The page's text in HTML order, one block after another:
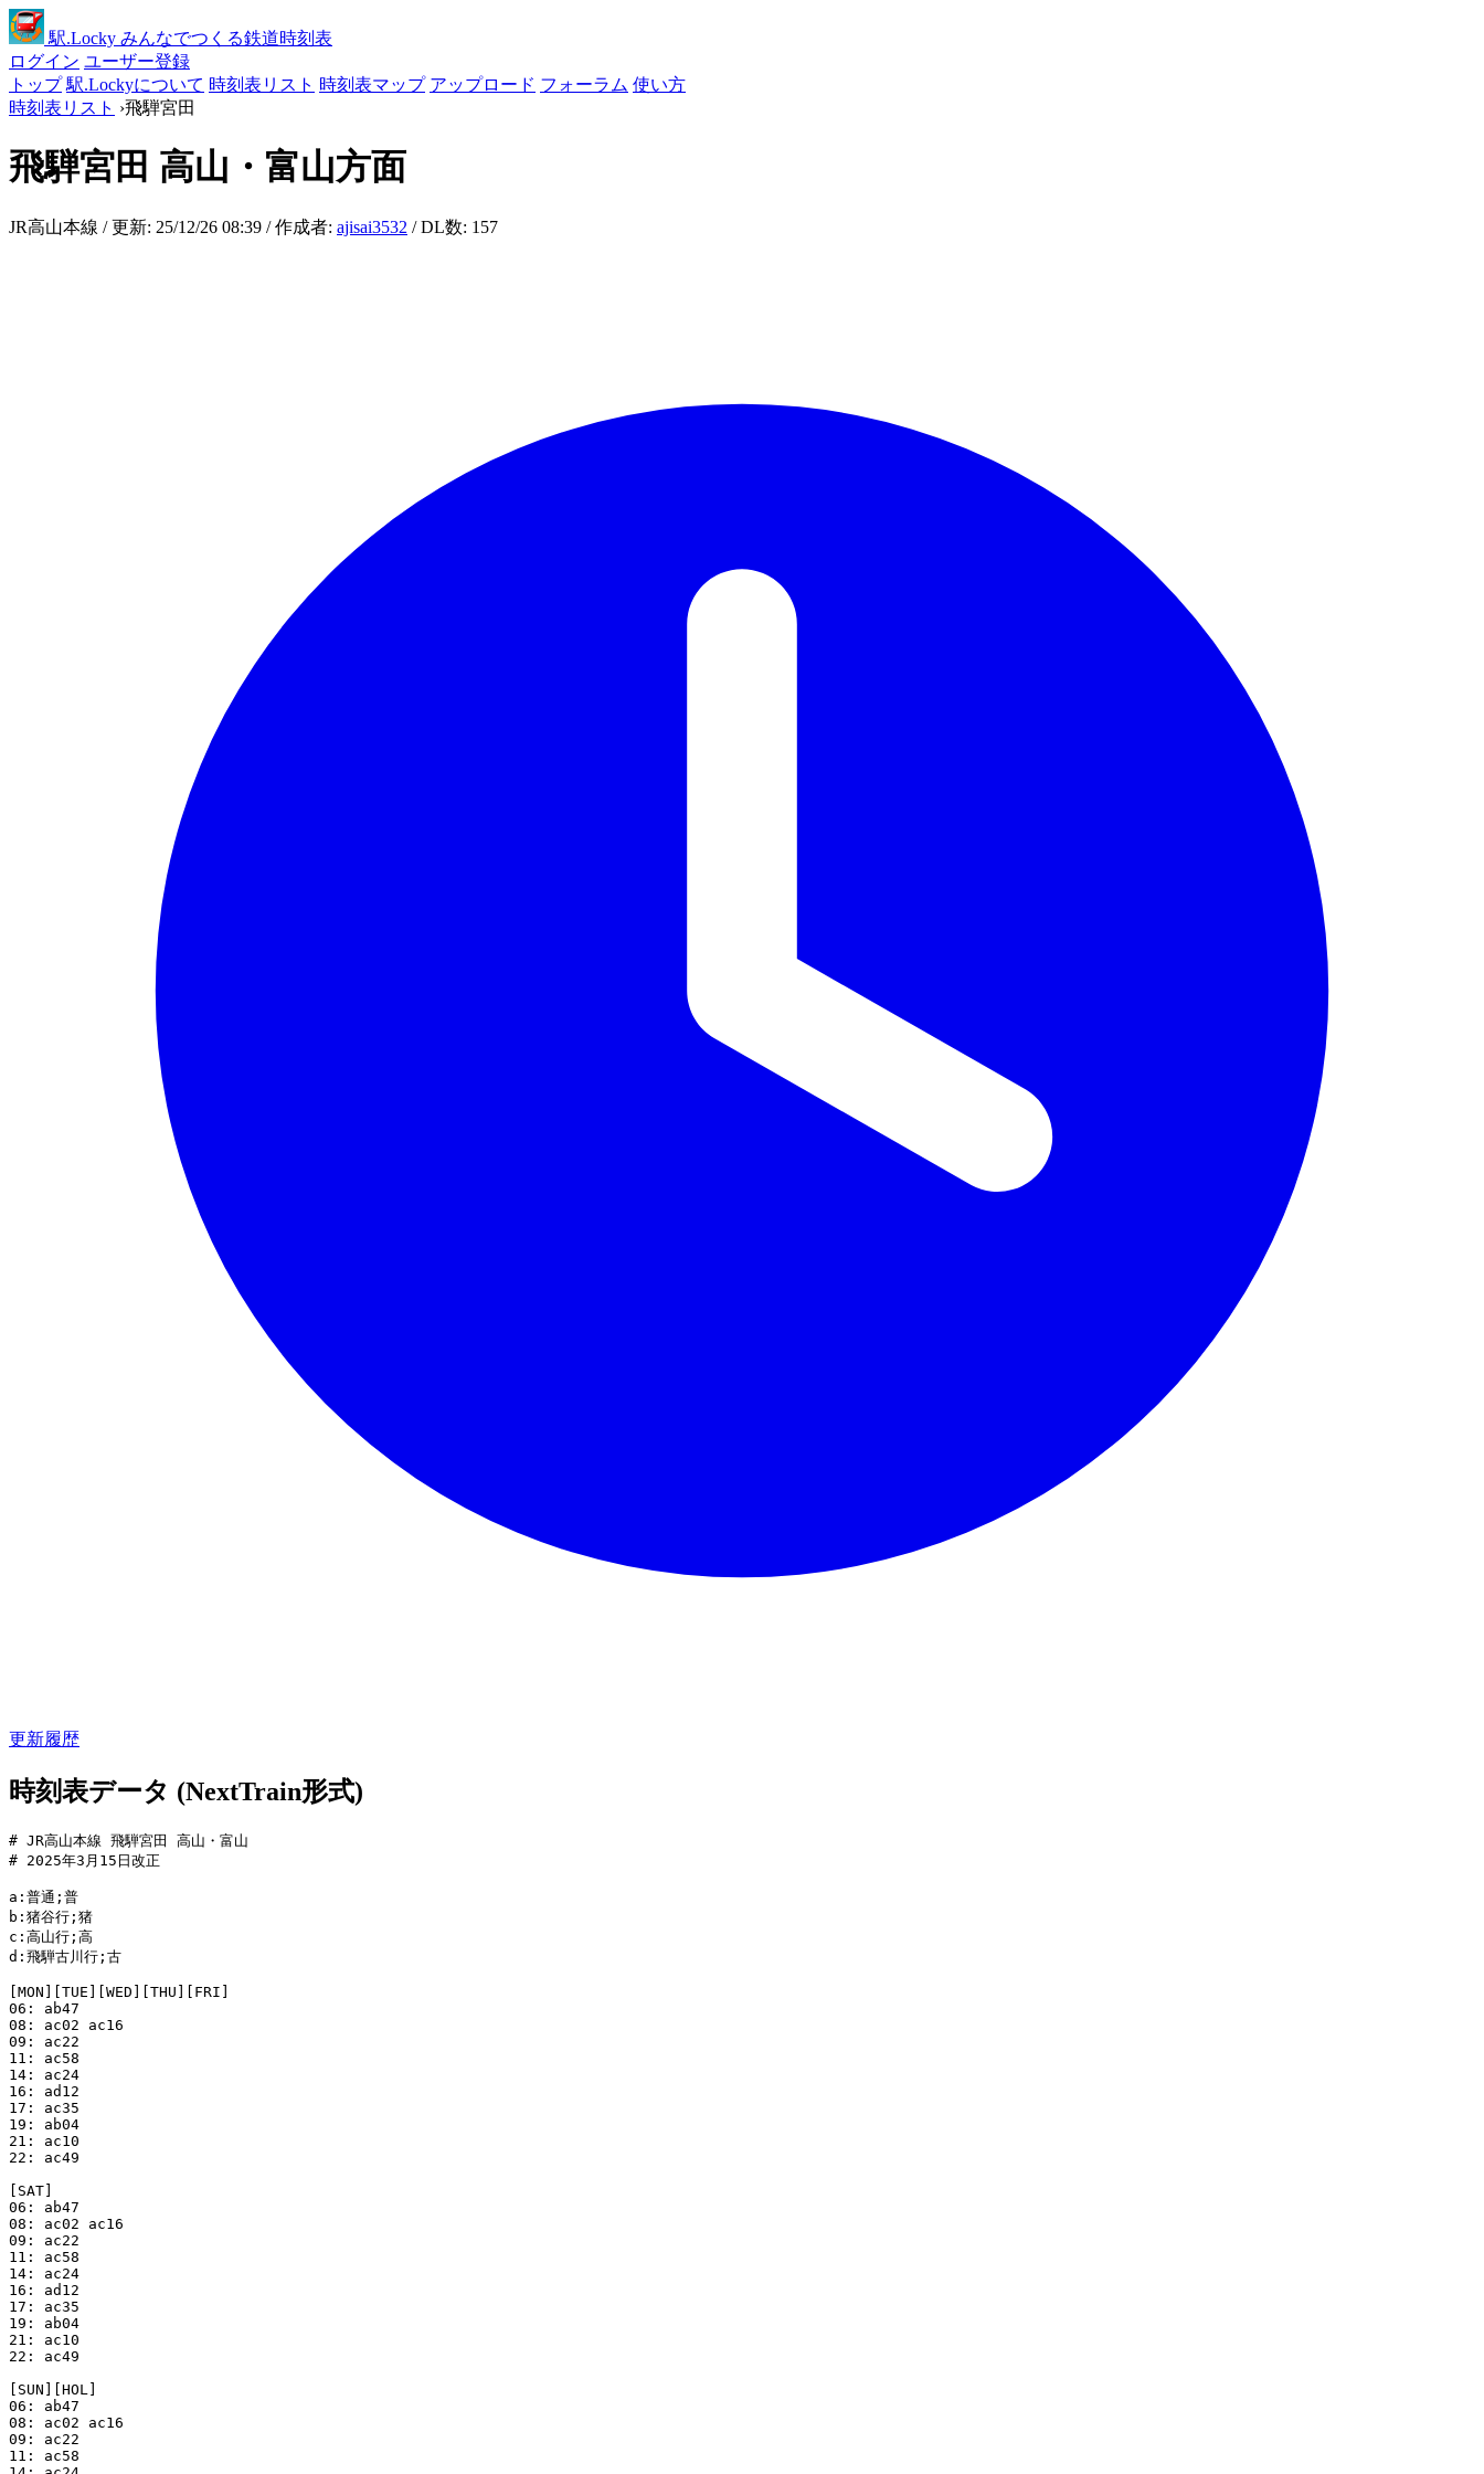
駅.Locky みんなでつくる鉄道時刻表
ログイン ユーザー登録
トップ 駅.Lockyについて 時刻表リスト 時刻表マップ アップロード フォーラム 使い方
時刻表リスト ›飛騨宮田
飛騨宮田 高山・富山方面
JR高山本線 / 更新: 25/12/26 08:39 / 作成者: ajisai3532 / DL数: 157
更新履歴
時刻表データ (NextTrain形式)
# JR高山本線 飛騨宮田 高山・富山
# 2025年3月15日改正
a:普通;普
b:猪谷行;猪
c:高山行;高
d:飛騨古川行;古
[MON][TUE][WED][THU][FRI]
06: ab47
08: ac02 ac16
09: ac22
11: ac58
14: ac24
16: ad12
17: ac35
19: ab04
21: ac10
22: ac49
[SAT]
06: ab47
08: ac02 ac16
09: ac22
11: ac58
14: ac24
16: ad12
17: ac35
19: ab04
21: ac10
22: ac49
[SUN][HOL]
06: ab47
08: ac02 ac16
09: ac22
11: ac58